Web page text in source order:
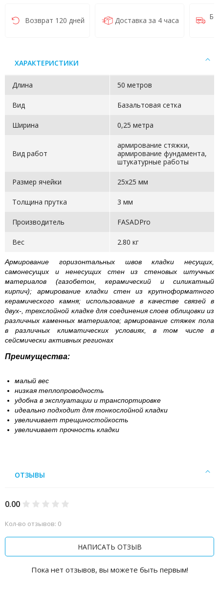
Возврат 120 дней Доставка за 4 часа
ХАРАКТЕРИСТИКИ
Длина 50 метров
Вид Базальтовая сетка
Ширина 0,25 метра
Вид работ
армирование стяжки,
армирование фундамента,
штукатурные работы
Размер ячейки 25x25 мм
Толщина прутка 3 мм
Производитель FASADPro
Вес 2.80 кг
Армирование горизонтальных швов кладки несущих,
самонесущих и ненесущих стен из стеновых штучных
материалов (газобетон, керамический и силикатный
кирпич); армирование кладки стен из крупноформатного
керамического камня; использование в качестве связей в
двух-, трехслойной кладке для соединения слоев облицовки из
различных каменных материалов; армирование стяжек пола
в различных климатических условиях, в том числе в
сейсмически активных регионах
Преимущества:
малый вес
низкая теплопроводность
удобна в эксплуатации и транспортировке
идеально подходит для тонкослойной кладки
увеличивает трещиностойкость
увеличивает прочность кладки
ОТЗЫВЫ
0.00
Кол-во отзывов: 0
НАПИСАТЬ ОТЗЫВ
Пока нет отзывов, вы можете быть первым!